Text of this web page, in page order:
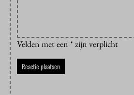
Velden met een * zijn verplicht